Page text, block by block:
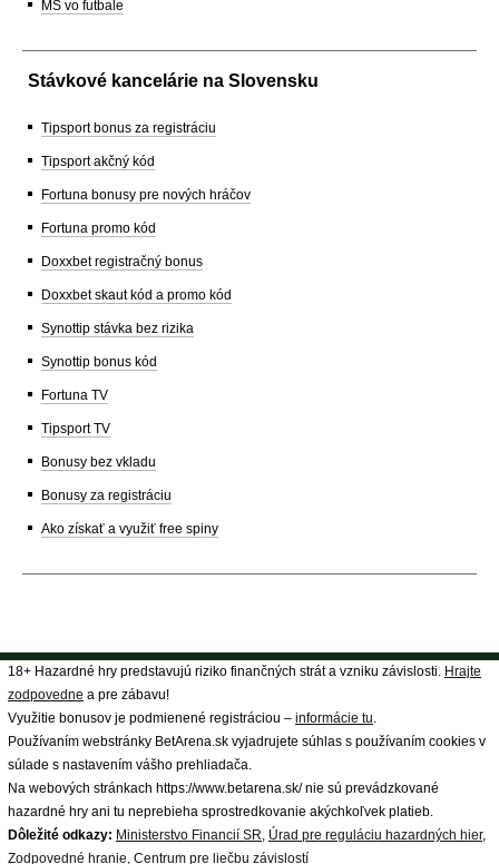
MS vo futbale
Stávkové kancelárie na Slovensku
Tipsport bonus za registráciu
Tipsport akčný kód
Fortuna bonusy pre nových hráčov
Fortuna promo kód
Doxxbet registračný bonus
Doxxbet skaut kód a promo kód
Synottip stávka bez rizika
Synottip bonus kód
Fortuna TV
Tipsport TV
Bonusy bez vkladu
Bonusy za registráciu
Ako získať a využiť free spiny
18+ Hazardné hry predstavujú riziko finančných strát a vzniku závislosti. Hrajte
zodpovedne a pre zábavu!
Využitie bonusov je podmienené registráciou – informácie tu.
Používaním webstránky BetArena.sk vyjadrujete súhlas s používaním cookies v
súlade s nastavením vášho prehliadača.
Na webových stránkach https://www.betarena.sk/ nie sú prevádzkované
hazardné hry ani tu neprebieha sprostredkovanie akýchkoľvek platieb.
Dôležité odkazy: Ministerstvo Financií SR, Úrad pre reguláciu hazardných hier,
Zodpovedné hranie, Centrum pre liečbu závislostí